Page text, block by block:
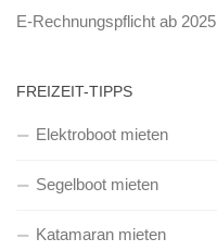
E-Rechnungspflicht ab 2025
FREIZEIT-TIPPS
Elektroboot mieten
Segelboot mieten
Katamaran mieten